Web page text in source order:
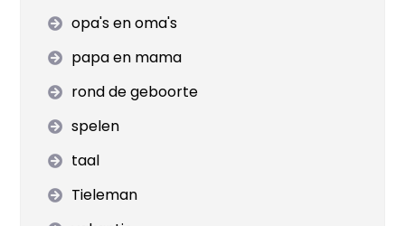
opa's en oma's
papa en mama
rond de geboorte
spelen
taal
Tieleman